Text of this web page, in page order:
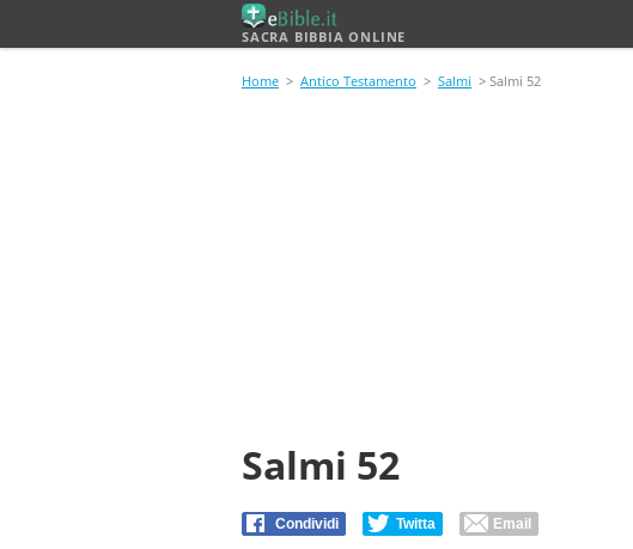
SACRA BIBBIA ONLINE
Home > Antico Testamento > Salmi > Salmi 52
Salmi 52
Condividi Twitta Email